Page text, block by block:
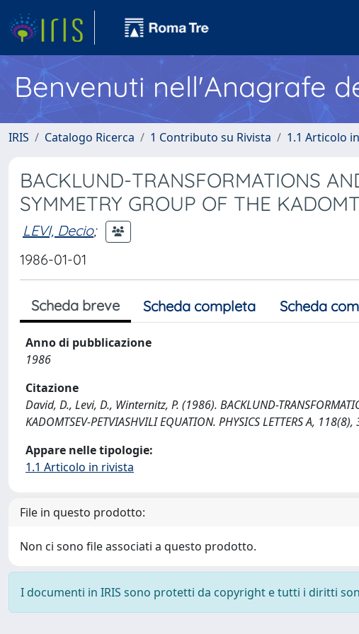
Benvenuti nell'Anagrafe
IRIS Catalogo Ricerca 1 Contributo su Rivista 1.1 Articolo
BACKLUND-TRANSFORMATIONS
SYMMETRY GROUP OF THE
LEVI, Decio;
1986-01-01
Scheda breve Scheda completa Scheda
Anno di pubblicazione
1986
Citazione
David, D., Levi, D., Winternitz, P. (1986). BACKLUND-
KADOMTSEV-PETVIASHVILI EQUATION. PHYSICS LETTERS A,
Appare nelle tipologie:
1.1 Articolo in rivista
File in questo prodotto:
Non ci sono file associati a questo prodotto.
I documenti in IRIS sono protetti da copyright e tutti i diritti